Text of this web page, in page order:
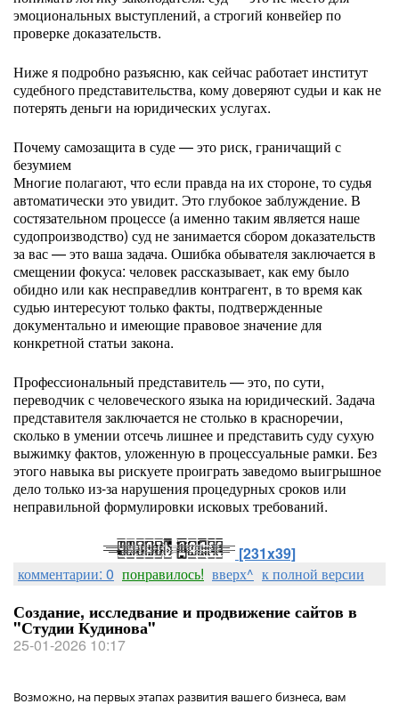
эмоциональных выступлений, а строгий конвейер по
проверке доказательств.
Ниже я подробно разъясню, как сейчас работает институт
судебного представительства, кому доверяют судьи и как не
потерять деньги на юридических услугах.
Почему самозащита в суде — это риск, граничащий с
безумием
Многие полагают, что если правда на их стороне, то судья
автоматически это увидит. Это глубокое заблуждение. В
состязательном процессе (а именно таким является наше
судопроизводство) суд не занимается сбором доказательств
за вас — это ваша задача. Ошибка обывателя заключается в
смещении фокуса: человек рассказывает, как ему было
обидно или как несправедлив контрагент, в то время как
судью интересуют только факты, подтвержденные
документально и имеющие правовое значение для
конкретной статьи закона.
Профессиональный представитель — это, по сути,
переводчик с человеческого языка на юридический. Задача
представителя заключается не столько в красноречии,
сколько в умении отсечь лишнее и представить суду сухую
выжимку фактов, уложенную в процессуальные рамки. Без
этого навыка вы рискуете проиграть заведомо выигрышное
дело только из-за нарушения процедурных сроков или
неправильной формулировки исковых требований.
[231x39]
комментарии: 0 понравилось! вверх^ к полной версии
Создание, исследвание и продвижение сайтов в
"Студии Кудинова"
25-01-2026 10:17
Возможно, на первых этапах развития вашего бизнеса, вам